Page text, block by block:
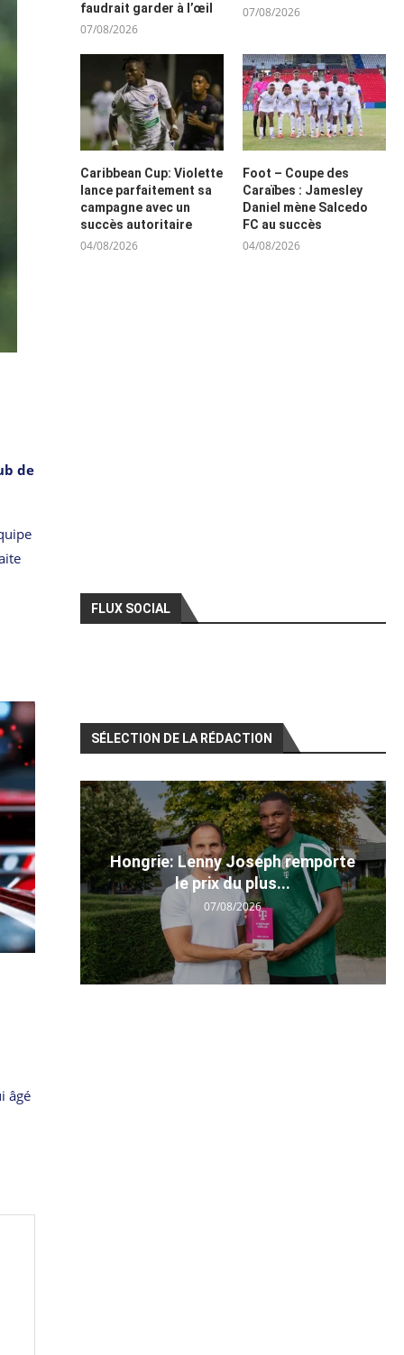
de
âgé
faudrait garder à l’œil
07/08/2026
07/08/2026
Caribbean Cup: Violette
lance parfaitement sa
campagne avec un
succès autoritaire
04/08/2026
Foot – Coupe des
Caraïbes : Jamesley
Daniel mène Salcedo
FC au succès
04/08/2026
FLUX SOCIAL
SÉLECTION DE LA RÉDACTION
Hongrie: Lenny Joseph remporte
le prix du plus...
07/08/2026